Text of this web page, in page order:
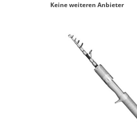
Keine weiteren Anbieter